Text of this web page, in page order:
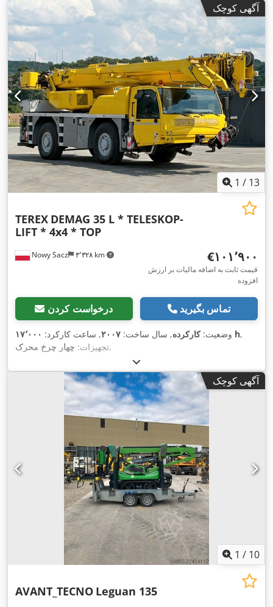
آگهی کوچک
1 / 13
Nowy Sacz ۳٬۳۲۸ km
TEREX DEMAG 35 L * TELESKOP-
LIFT * 4x4 * TOP
‎€۱۰۱٬۹۰۰
قیمت ثابت به اضافه مالیات بر ارزش
افزوده
درخواست کردن تماس بگیرید
وضعیت:کارکرده, سال ساخت: ۲۰۰۷, ساعت کارکرد: ۱۷٬۰۰۰ h,
تجهیزات: چهار چرخ محرک ,
آگهی کوچک
1 / 10
AVANT_TECNO Leguan 135